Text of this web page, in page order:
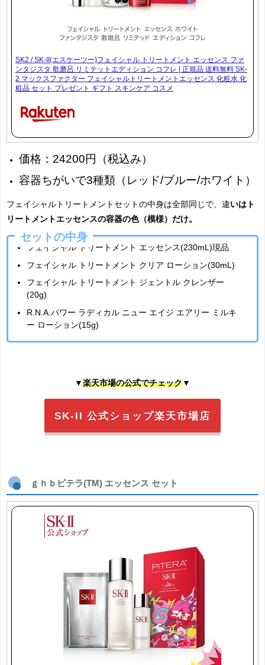
SK2 / SK-II(エスケーツー)フェイシャル トリートメント エッセンス ファ
ンタジスタ 歌磨呂 リミテットエディション コフレ | 正規品 送料無料 SK-
2 マックスファクター フェイシャルトリートメントエッセンス 化粧水 化
粧品 セット プレゼント ギフト スキンケア コスメ
価格：24200円（税込み）
容器ちがいで3種類（レッド/ブルー/ホワイト）
フェイシャルトリートメントセットの中身は全部同じで、違いはト
リートメントエッセンスの容器の色（模様）だけ。
セットの中身
フェイシャル トリートメント エッセンス(230mL)現品
フェイシャル トリートメント クリア ローション(30mL)
フェイシャル トリートメント ジェントル クレンザー
(20g)
R.N.A.パワー ラディカル ニュー エイジ エアリー ミルキ
ー ローション(15g)
▼ 楽天市場の公式でチェック ▼
SK-II 公式ショップ楽天市場店
ｇｈｂピテラ(TM) エッセンス セット